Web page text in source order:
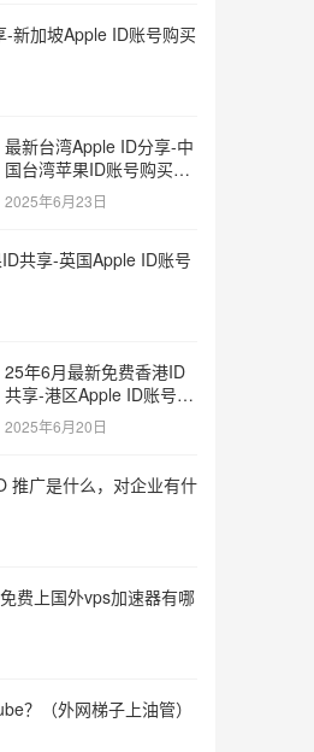
-新加坡Apple ID账号购买
最新台湾Apple ID分享-中
国台湾苹果ID账号购买推
荐2025
2025年6月23日
共享-英国Apple ID账号
25年6月最新免费香港ID
共享-港区Apple ID账号分
享
2025年6月20日
推广是什么，对企业有什
费上国外vps加速器有哪
？（外网梯子上油管）